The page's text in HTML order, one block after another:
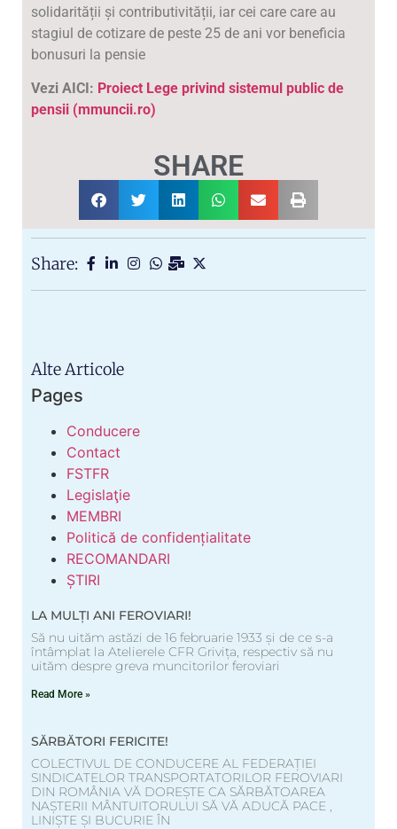
solidarității și contributivității, iar cei care care au
stagiul de cotizare de peste 25 de ani vor beneficia
bonusuri la pensie
Vezi AICI: Proiect Lege privind sistemul public de
pensii (mmuncii.ro)
SHARE
Share:
Alte Articole
Pages
Conducere
Contact
FSTFR
Legislaţie
MEMBRI
Politică de confidențialitate
RECOMANDARI
ȘTIRI
LA MULȚI ANI FEROVIARI!
Să nu uităm astăzi de 16 februarie 1933 și de ce s-a
întâmplat la Atelierele CFR Grivița, respectiv să nu
uităm despre greva muncitorilor feroviari
Read More »
SĂRBĂTORI FERICITE!
COLECTIVUL DE CONDUCERE AL FEDERAȚIEI
SINDICATELOR TRANSPORTATORILOR FEROVIARI
DIN ROMÂNIA VĂ DOREȘTE CA SĂRBĂTOAREA
NAȘTERII MÂNTUITORULUI SĂ VĂ ADUCĂ PACE ,
LINIȘTE ȘI BUCURIE ÎN